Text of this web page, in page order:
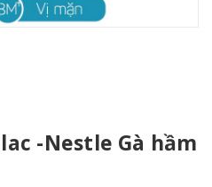
-Nestle Gà hầm